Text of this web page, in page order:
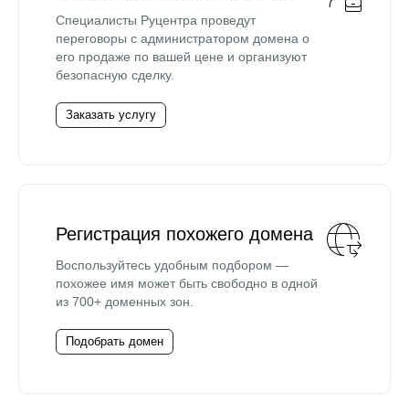
Специалисты Руцентра проведут
переговоры с администратором домена о
его продаже по вашей цене и организуют
безопасную сделку.
Заказать услугу
Регистрация похожего домена
Воспользуйтесь удобным подбором —
похожее имя может быть свободно в одной
из 700+ доменных зон.
Подобрать домен